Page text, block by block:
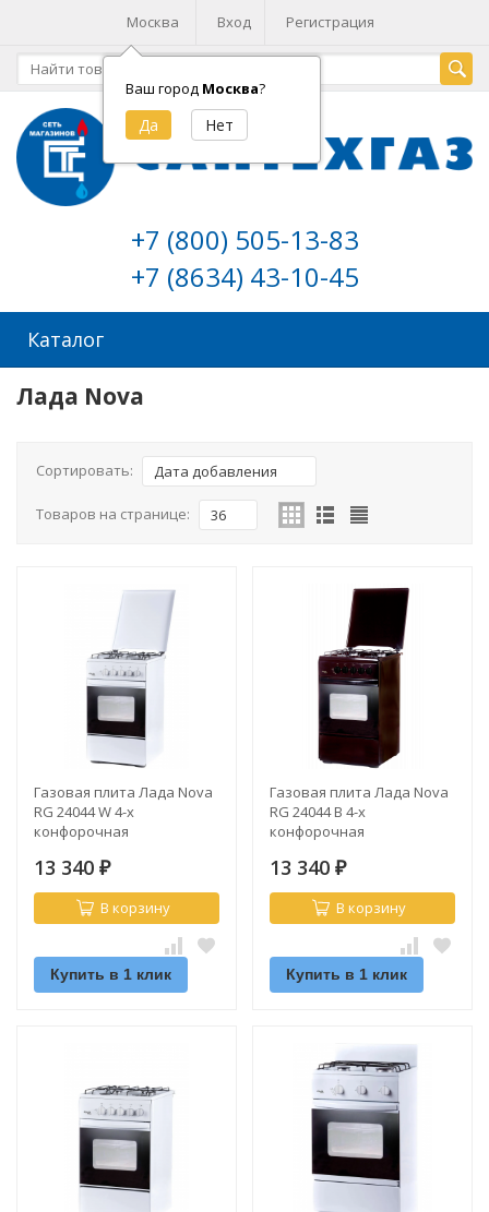
Москва
Ваш город Москва?
Вход Регистрация
+7 (800) 505-13-83
+7 (8634) 43-10-45
Каталог
Лада Nova
Сортировать: Дата добавления
Товаров на странице: 36
Газовая плита Лада Nova
RG 24044 W 4-х
конфорочная
13 340 ₽
В корзину
Купить в 1 клик
Газовая плита Лада Nova
RG 24044 В 4-х
конфорочная
13 340 ₽
В корзину
Купить в 1 клик